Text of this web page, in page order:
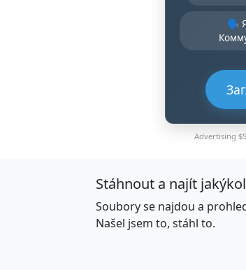
🗣️
Advertising
Stáhnout a najít
Soubory se najdou a
Našel jsem to, stáhl to.